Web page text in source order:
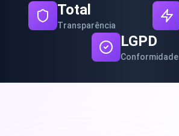
Total
Transparência
LGPD
Conformidade